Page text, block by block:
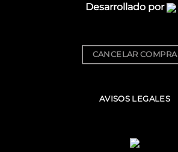
Desarrollado por
CANCELAR COMPRA
AVISOS LEGALES